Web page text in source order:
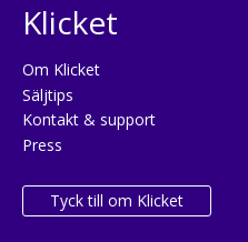
Klicket
Om Klicket
Säljtips
Kontakt & support
Press
Tyck till om Klicket